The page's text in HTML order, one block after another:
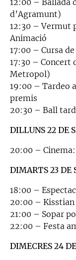
d’Agramunt)
12:30 – Vermut
Animació
17:00 – Cursa
17:30 – Concert
Metropol)
19:00 – Tardeo
premis
20:30 – Ball
DILLUNS 22 DE
20:00 –
DIMARTS 23 DE
18:00 –
20:00 –
21:00 – Sopar
22:00 – Festa
DIMECRES 24